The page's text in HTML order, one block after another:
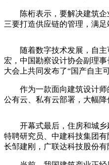
陈桁表示，要解决建筑企业
三要打造供应链的管理，满
随着数字技术发展，自主可
宏，中国勘察设计协会副理
大会上共同发布了“国产自主
作为一款面向建筑设计师的
公有云、私有云部署，大幅
开幕式最后，住房和城乡建
特聘研究员、中建科技集团
长邹建刚，广联达科技股份